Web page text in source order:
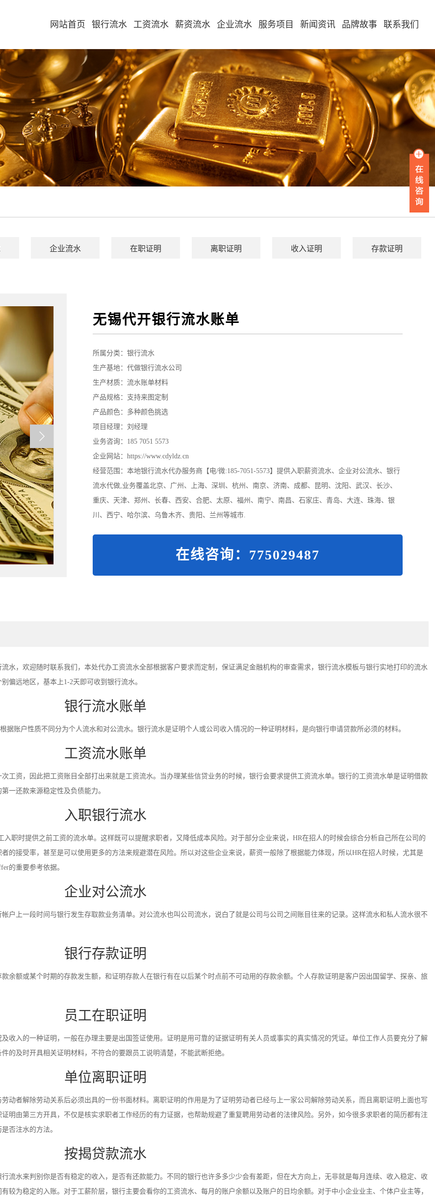
网站首页 银行流水 工资流水 薪资流水 企业流水 服务项目 新闻资讯 品牌故事 联系我们
企业流水 在职证明 离职证明 收入证明 存款证明
无锡代开银行流水账单
所属分类： 银行流水
生产基地：代做银行流水公司
生产材质：流水账单材料
产品规格：支持来图定制
产品颜色：多种颜色挑选
项目经理：刘经理
业务咨询：185 7051 5573
企业网站：https://www.cdyldz.cn
经营范围：本地银行流水代办服务商【电/微:185-7051-5573】提供入职薪资流水、企业对公流水、银行
流水代做,业务覆盖北京、广州、上海、深圳、杭州、南京、济南、成都、昆明、沈阳、武汉、长沙、
重庆、天津、郑州、长春、西安、合肥、太原、福州、南宁、南昌、石家庄、青岛、大连、珠海、银
川、西宁、哈尔滨、乌鲁木齐、贵阳、兰州等城市.
在线咨询：775029487
水，欢迎随时联系我们，本处代办工资流水全部根据客户要求而定制，保证满足金融机构的审查需求，银行流水模板与银行实地打印的流水
偏远地区，基本上1-2天即可收到银行流水。
银行流水账单
账户性质不同分为个人流水和对公流水。银行流水是证明个人或公司收入情况的一种证明材料，是向银行申请贷款所必须的材料。
工资流水账单
工资，因此把工资账目全部打出来就是工资流水。当办理某些信贷业务的时候，银行会要求提供工资流水单。银行的工资流水单是证明借款
一还款来源稳定性及负债能力。
入职银行流水
职时提供之前工资的流水单。这样既可以提醒求职者，又降低成本风险。对于部分企业来说，HR在招人的时候会综合分析自己所在公司的
的接受率，甚至是可以使用更多的方法来规避潜在风险。所以对这些企业来说，薪资一般除了根据能力体现，所以HR在招人时候，尤其是
的重要参考依据。
企业对公流水
户上一段时间与银行发生存取款业务清单。对公流水也叫公司流水，说白了就是公司与公司之间账目往来的记录。这样流水和私人流水很不
银行存款证明
余额或某个时期的存款发生额，和证明存款人在银行有在以后某个时点前不可动用的存款余额。个人存款证明是客户因出国留学、探亲、旅
员工在职证明
收入的一种证明，一般在办理主要是出国签证使用。证明是用可靠的证据证明有关人员或事实的真实情况的凭证。单位工作人员要充分了解
的及时开具相关证明材料，不符合的要跟员工说明清楚，不能武断拒绝。
单位离职证明
动者解除劳动关系后必须出具的一份书面材料。离职证明的作用是为了证明劳动者已经与上一家公司解除劳动关系，而且离职证明上面也写
明由第三方开具，不仅是核实求职者工作经历的有力证据，也帮助规避了重复聘用劳动者的法律风险。另外，如今很多求职者的简历都有注
否注水的方法。
按揭贷款流水
流水来判别你是否有稳定的收入，是否有还款能力。不同的银行也许多多少少会有差距，但在大方向上，无非就是每月连续、收入稳定、收
较为稳定的入账。对于工薪阶层，银行主要会看你的工资流水、每月的账户余额以及账户的日均余额。对于中小企业业主、个体户业主等，